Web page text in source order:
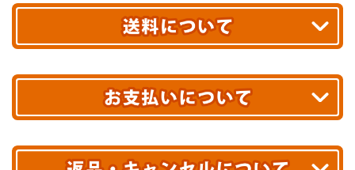
最短翌日お届け!
あす着エリアが対象です。
エリアやお届け日の確認はこちら▶
※ 配送業者による配送遅延が生じる可能性がございます。
※ 沖縄・離島はお届けできません。
送料無料!
10,000円未満 全国一律1,100円(税込)
配送業者
クレジットカード